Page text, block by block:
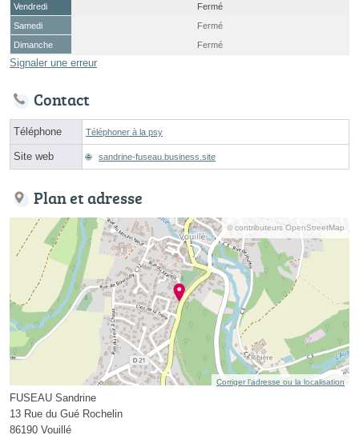
Vendredi
Fermé
Samedi
Fermé
Dimanche
Fermé
Signaler une erreur
Contact
Téléphone Téléphoner à la psy
Site web sandrine-fuseau.business.site
Plan et adresse
© contributeurs OpenStreetMap
Corriger l’adresse ou la localisation
FUSEAU Sandrine
13 Rue du Gué Rochelin
86190 Vouillé